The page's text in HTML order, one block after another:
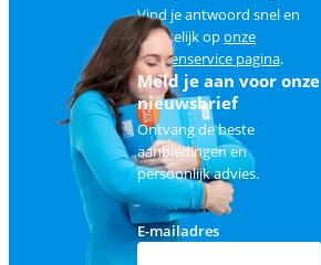
Vind je antwoord snel en
makkelijk oponze
klantenservice pagina.
Meld je aan voor onze
nieuwsbrief
Ontvang de beste
aanbiedingen en
persoonlijk advies.
E-mailadres